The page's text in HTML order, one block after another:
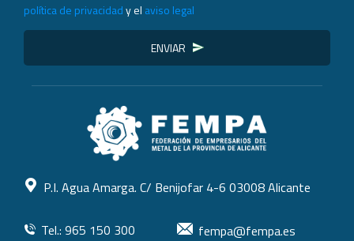
política de privacidady el aviso legal
ENVIAR
P.I. Agua Amarga. C/ Benijofar 4-6 03008 Alicante
Tel.: 965 150 300 fempa@fempa.es